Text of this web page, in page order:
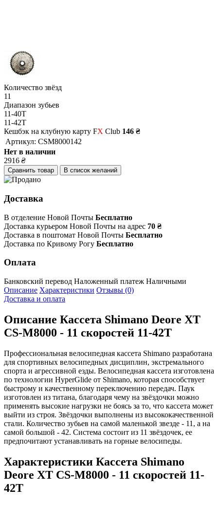
Количество звёзд
11
Диапазон зубьев
11-40Т
11-42Т
Кешбэк на клубную карту FX Club 146 ₴
Артикул: CSM8000142
Нет в наличии
2916 ₴
Сравнить товар В список желаний
Доставка
В отделение Новой Почты Бесплатно
Доставка курьером Новой Почты на адрес 70 ₴
Доставка в поштомат Новой Почты Бесплатно
Доставка по Кривому Рогу Бесплатно
Оплата
Банковский перевод Наложенный платеж Наличными
Описание Характеристики Отзывы (0)
Доставка и оплата
Описание Кассета Shimano Deore XT
CS-M8000 - 11 скоростей 11-42Т
Профессиональная велосипедная кассета Shimano разработана
для спортивных велосипедных дисциплин, экстремального
спорта и агрессивной езды. Велосипедная кассета изготовлена
по технологии HyperGlide от Shimano, которая способствует
быстрому и качественному переключению передач. Паук
изготовлен из титана, благодаря чему на звёздочки можно
применять высокие нагрузки не боясь за то, что кассета может
выйти из строя. Звёздочки выполнены из высококачественной
стали. Количество зубьев на самой маленькой звезде - 11, а на
самой большой - 42. Система состоит из 11 звёздочек, ее
предпочитают устанавливать на горные велосипеды.
Характеристики Кассета Shimano
Deore XT CS-M8000 - 11 скоростей 11-
42Т